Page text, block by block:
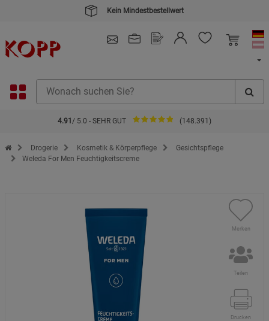
Kein Mindestbestellwert
4.91 / 5.0 - SEHR GUT (148.391)
Zur Startseite des Kopp Verlag Online-Shop
Drogerie Kosmetik & Körperpflege
Gesichtspflege
Weleda For Men Feuchtigkeitscreme
Merken
Teilen
Drucken